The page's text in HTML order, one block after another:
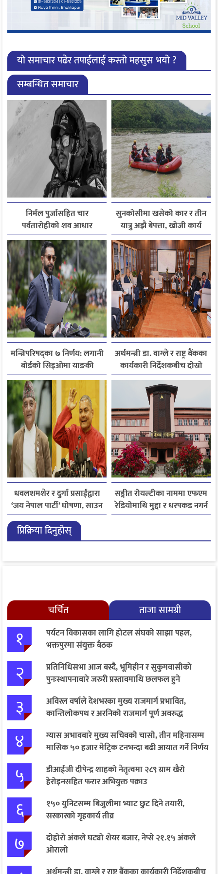
यो समाचार पढेर तपाईलाई कस्तो महसुस भयो ?
सम्बन्धित समाचार
निर्मल पुर्जासहित चार
पर्वतारोहीको शव आधार
शिविरमा ल्याइयो, तीन अझै
बेपत्ता
सुनकोसीमा खसेको कार र तीन
यात्रु अझै बेपत्ता, खोजी कार्य
जारी
मन्त्रिपरिषद्का ७ निर्णय: लगानी
बोर्डको सिइओमा याङकी
उक्याव नियुक्त
अर्थमन्त्री डा. वाग्ले र राष्ट्र बैंकका
कार्यकारी निर्देशकबीच दोस्रो
चरणको छलफल
धवलशमशेर र दुर्गा प्रसाईंद्वारा
‘जय नेपाल पार्टी’ घोषणा, साउन
२८ मा आयोगमा दर्ता गर्ने तयारी
सङ्गीत रोयल्टीका नाममा एफएम
रेडियोमाथि मुद्दा र धरपकड नगर्न
सर्वोच्चको आदेश
प्रिक्रिया दिनुहोस्
चर्चित ताजा सामग्री
१
पर्यटन विकासका लागि होटल संघको साझा पहल,
भक्तपुरमा संयुक्त बैठक
२
प्रतिनिधिसभा आज बस्दै, भूमिहीन र सुकुमवासीको
पुनःस्थापनाबारे जरुरी प्रस्तावमाथि छलफल हुने
३
अविरल वर्षाले देशभरका मुख्य राजमार्ग प्रभावित,
कान्तिलोकपथ र अरनिको राजमार्ग पूर्ण अवरुद्ध
४
ग्यास अभावबारे मुख्य सचिवको चासो, तीन महिनासम्म
मासिक ५० हजार मेट्रिक टनभन्दा बढी आयात गर्ने निर्णय
५
डीआईजी दीपेन्द्र शाहको नेतृत्वमा २८९ ग्राम खैरो
हेरोइनसहित फरार अभियुक्त पक्राउ
६
१५० युनिटसम्म बिजुलीमा भ्याट छुट दिने तयारी,
सरकारको गृहकार्य तीव्र
७
दोहोरो अंकले घट्यो शेयर बजार, नेप्से २१.१५ अंकले
ओरालो